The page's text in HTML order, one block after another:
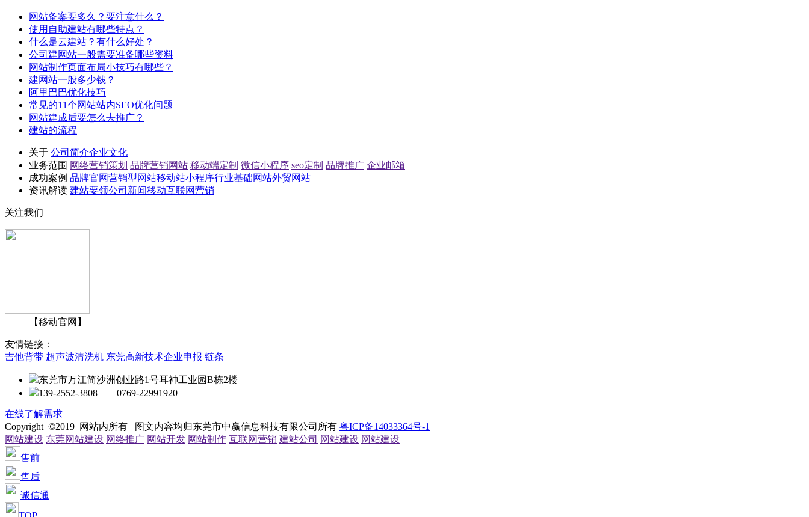
网站备案要多久？要注意什么？
使用自助建站有哪些特点？
什么是云建站？有什么好处？
公司建网站一般需要准备哪些资料
网站制作页面布局小技巧有哪些？
建网站一般多少钱？
阿里巴巴优化技巧
常见的11个网站站内SEO优化问题
网站建成后要怎么去推广？
建站的流程
关于 公司简介企业文化
业务范围 网络营销策划 品牌营销网站 移动端定制 微信小程序 seo定制 品牌推广 企业邮箱
成功案例 品牌官网营销型网站移动站小程序行业基础网站外贸网站
资讯解读 建站要领公司新闻移动互联网营销
关注我们
【移动官网】
友情链接：
吉他背带 超声波清洗机 东莞高新技术企业申报 链条
东莞市万江简沙洲创业路1号耳神工业园B栋2楼
139-2552-3808 0769-22991920
在线了解需求
Copyright ©2019 网站内所有 图文内容均归东莞市中赢信息科技有限公司所有 粤ICP备14033364号-1
网站建设 东莞网站建设 网络推广 网站开发 网站制作 互联网营销 建站公司 网站建设 网站建设
售前
售后
诚信通